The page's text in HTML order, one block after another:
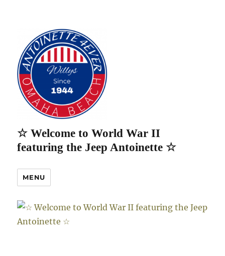
☆ Welcome to World War II
featuring the Jeep Antoinette ☆
MENU